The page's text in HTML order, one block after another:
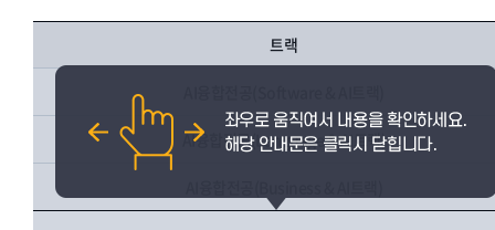
트랙
AI융합전공(Language & AI트랙)